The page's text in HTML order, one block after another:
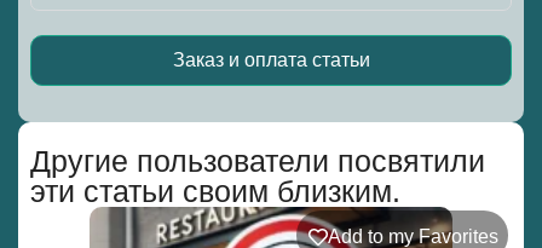
Другие пользователи посвятили
эти статьи своим близким.
Add to my Favorites
Заказ и оплата статьи
Alternative: